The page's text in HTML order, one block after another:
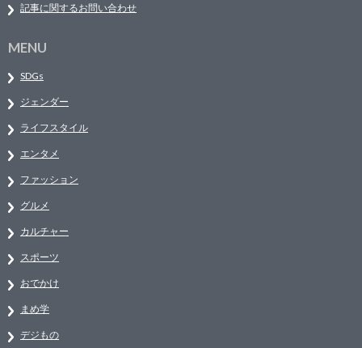
記事に関するお問い合わせ
MENU
SDGs
ジェンダー
ライフスタイル
エンタメ
ファッション
グルメ
カルチャー
スポーツ
おでかけ
まめ学
デジもの